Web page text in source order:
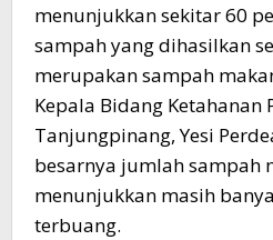
menunjukkan sekitar 60
sampah yang dihasilkan
merupakan sampah
Kepala Bidang Ketahanan
Tanjungpinang, Yesi
besarnya jumlah sampah
menunjukkan masih
terbuang.